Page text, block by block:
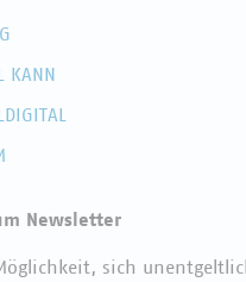
KANN
Newsletter
sich